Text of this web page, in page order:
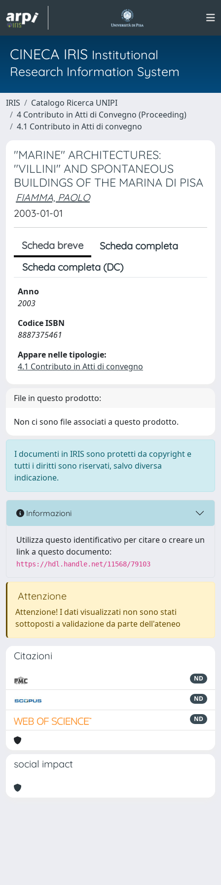
CINECA IRIS Institutional
Research Information System
IRIS
Catalogo Ricerca UNIPI
4 Contributo in Atti di Convegno (Proceeding)
4.1 Contributo in Atti di convegno
"MARINE" ARCHITECTURES:
"VILLINI" AND SPONTANEOUS
BUILDINGS OF THE MARINA DI PISA
FIAMMA, PAOLO
2003-01-01
Scheda breve
Scheda completa
Scheda completa (DC)
Anno
2003
Codice ISBN
8887375461
Appare nelle tipologie:
4.1 Contributo in Atti di convegno
File in questo prodotto:
Non ci sono file associati a questo prodotto.
I documenti in IRIS sono protetti da copyright e
tutti i diritti sono riservati, salvo diversa
indicazione.
Informazioni
Utilizza questo identificativo per citare o creare un
link a questo documento:
https://hdl.handle.net/11568/79103
Attenzione
Attenzione! I dati visualizzati non sono stati
sottoposti a validazione da parte dell'ateneo
Citazioni
ND
ND
ND
social impact